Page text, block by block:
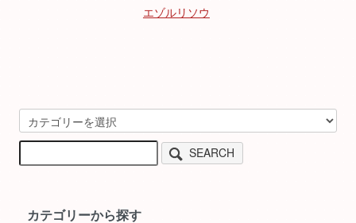
エゾルリソウ
SEARCH
カテゴリーから探す